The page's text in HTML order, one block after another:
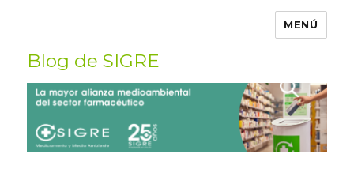
MENÚ
Blog de SIGRE
Buscar
por: